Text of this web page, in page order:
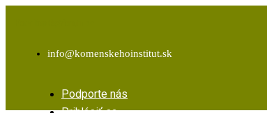
info@komenskehoinstitut.sk
Podporte nás